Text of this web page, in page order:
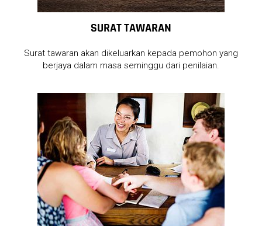
SURAT TAWARAN
Surat tawaran akan dikeluarkan kepada pemohon yang
berjaya dalam masa seminggu dari penilaian.